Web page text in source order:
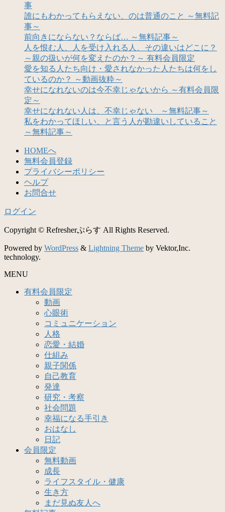
事
誰にもわかってもらえない、のは普通のこと ～無料記
事～
前向きにならない？ならば… ～無料記事～
人を恨む人、人を受け入れる人、その違いはどこに？
～親の扱いが何を変えたのか？～ 有料会員限定
愛を知る人たち向け・愛されなかった人たちは何をし
ているのか？ ～動画抜粋～
幸せになれないのは今不幸じゃないから ～有料会員限
定～
幸せになれない人は、不幸じゃない ～無料記事～
私をわかってほしい、と言う人が勘違いしていること
～無料記事～
HOMEへ
無料会員登録
プライバシーポリシー
ヘルプ
お問合せ
ログイン
Copyright © Refresherぷらす All Rights Reserved.
Powered by WordPress & Lightning Theme by Vektor,Inc.
technology.
MENU
有料会員限定
動画
心眼術
コミュニケーション
人格
恋愛・結婚
仕組み
親子関係
自己教育
発達
研究・考察
社会問題
幸福になる手引き
おはなし
日記
会員限定
無料動画
成長
ライフスタイル・健康
生き方
まだ見ぬ友人へ